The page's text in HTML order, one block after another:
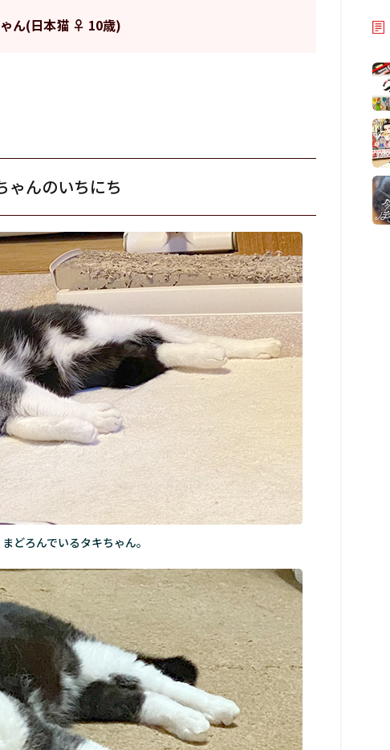
ん(日本猫 ♀ 10歳)
ゃんのいちにち
どろんでいるタキちゃん。